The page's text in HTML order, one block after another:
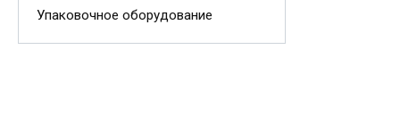
Упаковочное оборудование